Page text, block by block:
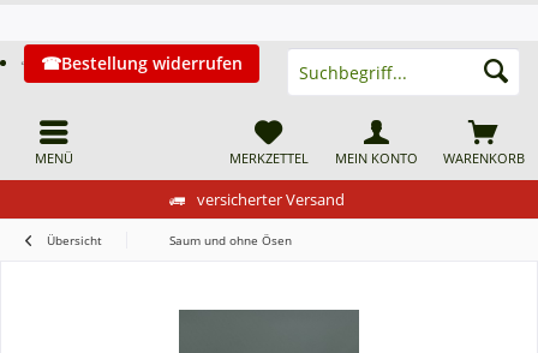
versicherter Versand
MENÜ
Bestellung widerrufen
WARENKORB
MERKZETTEL MEIN KONTO
Übersicht Saum und ohne Ösen